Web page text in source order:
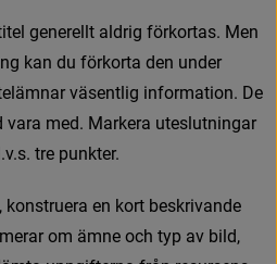
itel generellt aldrig förkortas. Men
ng kan du förkorta den under
elämnar väsentlig information. De
vara med. Markera uteslutningar
.v.s. tre punkter.
, konstruera en kort beskrivande
merar om ämne och typ av bild,